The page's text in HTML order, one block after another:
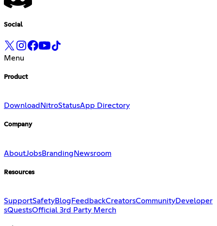
Social
Menu
Product
Download NitroStatusApp Directory
Company
AboutJobsBrandingNewsroom
Resources
SupportSafetyBlog FeedbackCreatorsCommunityDeveloper
sQuestsOfficial 3rd Party Merch